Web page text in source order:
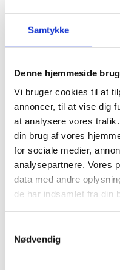
Samtykke
Denne hjemmeside
Vi bruger cookies til at
annoncer, til at vise dig
at analysere vores
din brug af vores
for sociale medier,
analysepartnere. Vores
data med andre
de har indsamlet fra din
Nødvendig
SHOP
MIN KONTO
KASSE
Videre
indhold INTRODUKTION AF
MIN UDDANNELSE
PORTEFØLJE
REFLEKSION
WEBSKITSE